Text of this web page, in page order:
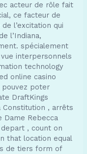
acteur de rôle fait
ce facteur de
l’excitation qui
l’Indiana,
spécialement
interpersonnels
technology
online casino
pouvez poter
DraftKings
Constitution , arrêts
Dame Rebecca
, count on
that location equal
de tiers form of